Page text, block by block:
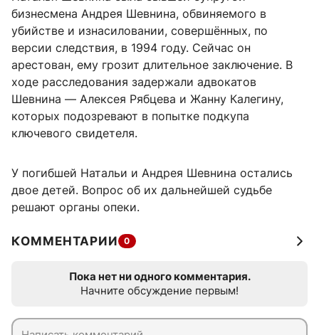
бизнесмена Андрея Шевнина, обвиняемого в
убийстве и изнасиловании, совершённых, по
версии следствия, в 1994 году. Сейчас он
арестован, ему грозит длительное заключение. В
ходе расследования задержали адвокатов
Шевнина — Алексея Рябцева и Жанну Калегину,
которых подозревают в попытке подкупа
ключевого свидетеля.
У погибшей Натальи и Андрея Шевнина остались
двое детей. Вопрос об их дальнейшей судьбе
решают органы опеки.
КОММЕНТАРИИ 0
Пока нет ни одного комментария.
Начните обсуждение первым!